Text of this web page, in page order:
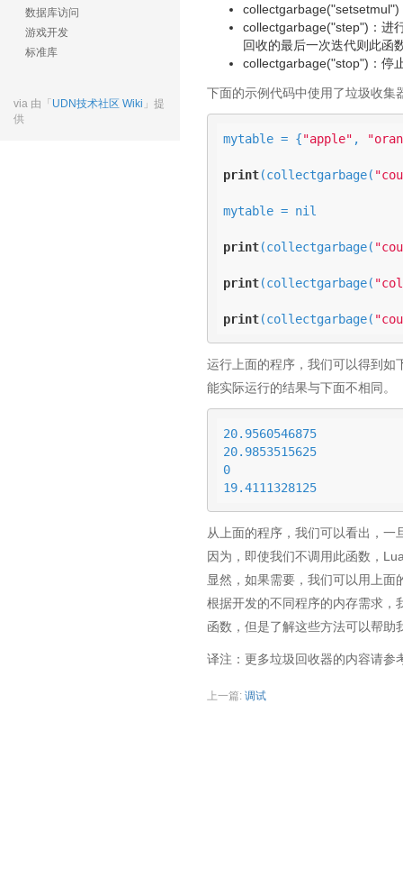
数据库访问
游戏开发
标准库
via 由「 UDN技术社区 Wiki 」提
供
collectgarbage("setsetmul")
collectgarbage("step")：进
回收的最后一次迭代则此函
collectgarbage("stop")：停
下面的示例代码中使用了垃圾收集
mytable = {"apple" ,
print(collectgarbage(
mytable = nil
print(collectgarbage(
print(collectgarbage(
print(collectgarbage(
运行上面的程序，我们可以得到如
能实际运行的结果与下面不相同。
20.9560546875
20.9853515625
0
19.4111328125
从上面的程序，我们可以看出，
因为，即使我们不调用此函数，
显然，如果需要，我们可以用上
根据开发的不同程序的内存需求，
函数，但是了解这些方法可以帮
译注：更多垃圾回收器的内容请参
上一篇: 调试